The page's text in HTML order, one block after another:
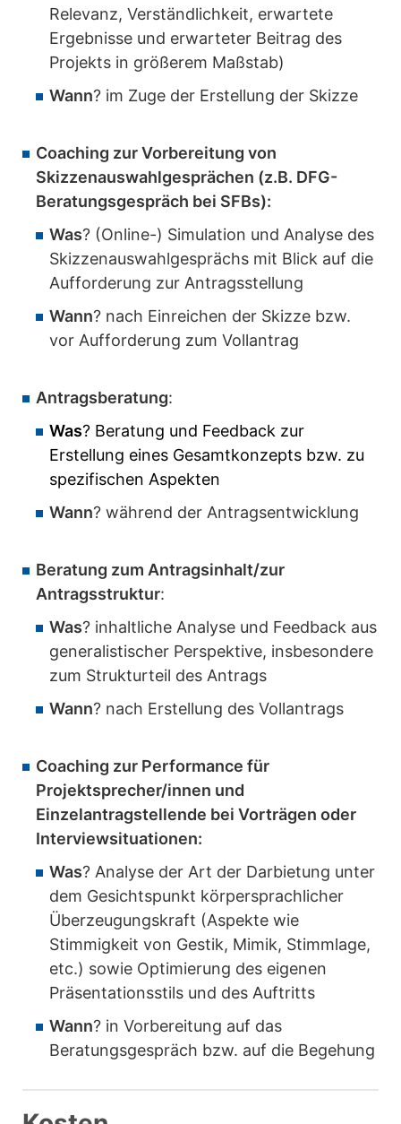
Relevanz, Verständlichkeit, erwartete
Ergebnisse und erwarteter Beitrag des
Projekts in größerem Maßstab)
Wann? im Zuge der Erstellung der Skizze
Coaching zur Vorbereitung von
Skizzenauswahlgesprächen (z.B. DFG-
Beratungsgespräch bei SFBs):
Was? (Online-) Simulation und Analyse des
Skizzenauswahlgesprächs mit Blick auf die
Aufforderung zur Antragsstellung
Wann? nach Einreichen der Skizze bzw.
vor Aufforderung zum Vollantrag
Antragsberatung:
Was? Beratung und Feedback zur
Erstellung eines Gesamtkonzepts bzw. zu
spezifischen Aspekten
Wann? während der Antragsentwicklung
Beratung zum Antragsinhalt/zur
Antragsstruktur:
Was? inhaltliche Analyse und Feedback aus
generalistischer Perspektive, insbesondere
zum Strukturteil des Antrags
Wann? nach Erstellung des Vollantrags
Coaching zur Performance für
Projektsprecher/innen und
Einzelantragstellende bei Vorträgen oder
Interviewsituationen:
Was? Analyse der Art der Darbietung unter
dem Gesichtspunkt körpersprachlicher
Überzeugungskraft (Aspekte wie
Stimmigkeit von Gestik, Mimik, Stimmlage,
etc.) sowie Optimierung des eigenen
Präsentationsstils und des Auftritts
Wann? in Vorbereitung auf das
Beratungsgespräch bzw. auf die Begehung